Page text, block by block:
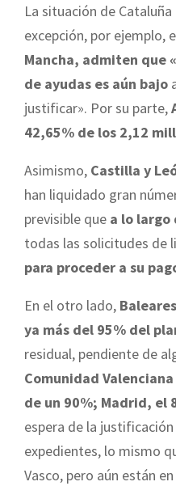
La situación de
excepción, por ejemplo,
Mancha, admiten que
de ayudas es aún bajo
justificar». Por su parte,
42,65% de los 2,12
Asimismo, Castilla y
han liquidado gran
previsible que a lo largo
todas las solicitudes de
para proceder a su
En el otro lado,
ya más del 95% del
residual, pendiente de
Comunidad
de un 90%; Madrid, el
espera de la
expedientes, lo mismo
Vasco, pero aún están